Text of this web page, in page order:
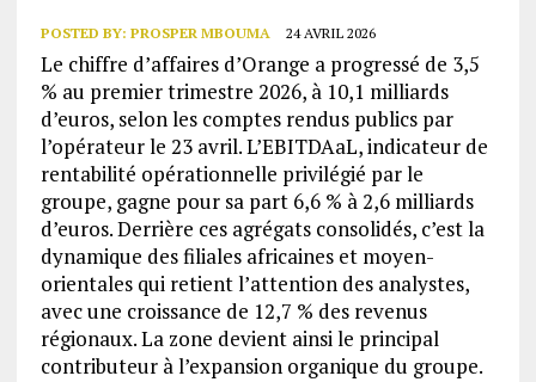
POSTED BY: PROSPER MBOUMA 24 AVRIL 2026
Le chiffre d’affaires d’Orange a progressé de 3,5
% au premier trimestre 2026, à 10,1 milliards
d’euros, selon les comptes rendus publics par
l’opérateur le 23 avril. L’EBITDAaL, indicateur de
rentabilité opérationnelle privilégié par le
groupe, gagne pour sa part 6,6 % à 2,6 milliards
d’euros. Derrière ces agrégats consolidés, c’est la
dynamique des filiales africaines et moyen-
orientales qui retient l’attention des analystes,
avec une croissance de 12,7 % des revenus
régionaux. La zone devient ainsi le principal
contributeur à l’expansion organique du groupe.